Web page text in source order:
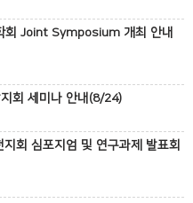
회 Joint Symposium 개최 안내
회 세미나 안내(8/24)
회 심포지엄 및 연구과제 발표회